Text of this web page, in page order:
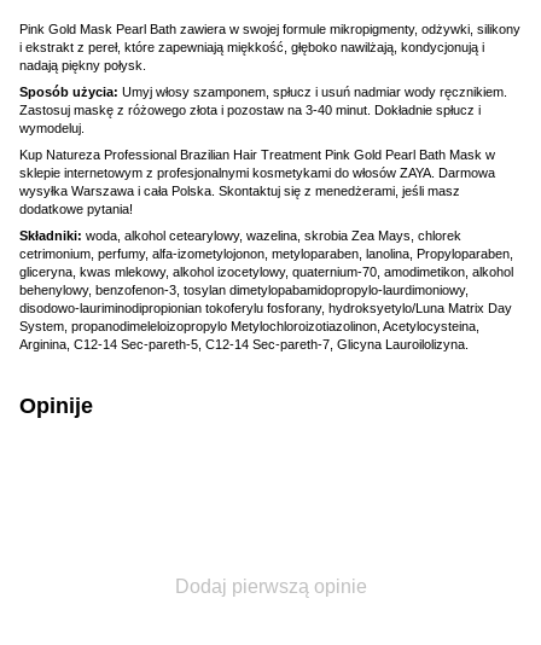
Pink Gold Mask Pearl Bath zawiera w swojej formule mikropigmenty, odżywki, silikony
i ekstrakt z pereł, które zapewniają miękkość, głęboko nawilżają, kondycjonują i
nadają piękny połysk.
Sposób użycia: Umyj włosy szamponem, spłucz i usuń nadmiar wody ręcznikiem.
Zastosuj maskę z różowego złota i pozostaw na 3-40 minut. Dokładnie spłucz i
wymodeluj.
Kup Natureza Professional Brazilian Hair Treatment Pink Gold Pearl Bath Mask w
sklepie internetowym z profesjonalnymi kosmetykami do włosów ZAYA. Darmowa
wysyłka Warszawa i cała Polska. Skontaktuj się z menedżerami, jeśli masz
dodatkowe pytania!
Składniki: woda, alkohol cetearylowy, wazelina, skrobia Zea Mays, chlorek
cetrimonium, perfumy, alfa-izometylojonon, metyloparaben, lanolina, Propyloparaben,
gliceryna, kwas mlekowy, alkohol izocetylowy, quaternium-70, amodimetikon, alkohol
behenylowy, benzofenon-3, tosylan dimetylopabamidopropylo-laurdimoniowy,
disodowo-lauriminodipropionian tokoferylu fosforany, hydroksyetylo/Luna Matrix Day
System, propanodimeleloizopropylo Metylochloroizotiazolinon, Acetylocysteina,
Arginina, C12-14 Sec-pareth-5, C12-14 Sec-pareth-7, Glicyna Lauroilolizyna.
Opinije
Dodaj pierwszą opinie